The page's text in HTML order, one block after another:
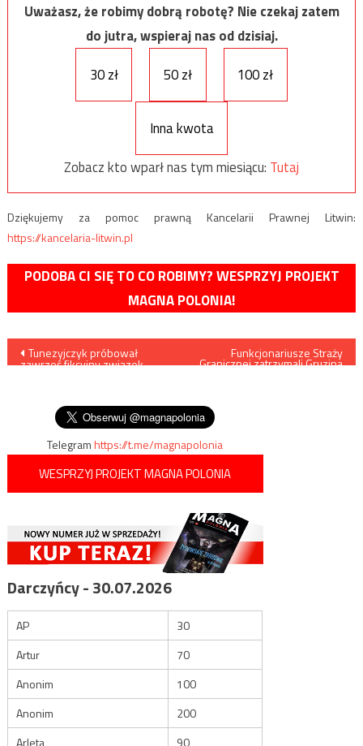
Uważasz, że robimy dobrą robotę? Nie czekaj zatem
do jutra, wspieraj nas od dzisiaj.
30 zł
50 zł 100 zł
Inna kwota
Zobacz kto wparł nas tym miesiącu: Tutaj
Dziękujemy za pomoc prawną Kancelarii Prawnej Litwin:
https://kancelaria-litwin.pl
PODOBA CI SIĘ TO CO ROBIMY? WESPRZYJ PROJEKT
MAGNA POLONIA!
Nawigacja
Tunezyjczyk próbował
zawrzeć fikcyjny związek
Funkcjonariusze Straży
Granicznej zatrzymali Gruzina
Telegramhttps://t.me/magnapolonia
WESPRZYJ PROJEKT MAGNA POLONIA
Darczyńcy - 30.07.2026
AP
30
Artur
70
Anonim
100
Anonim
200
Arleta
90